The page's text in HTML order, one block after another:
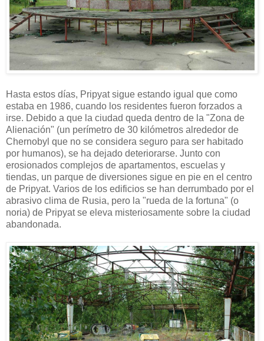
Hasta estos días, Pripyat sigue estando igual que como
estaba en 1986, cuando los residentes fueron forzados a
irse. Debido a que la ciudad queda dentro de la "Zona de
Alienación" (un perímetro de 30 kilómetros alrededor de
Chernobyl que no se considera seguro para ser habitado
por humanos), se ha dejado deteriorarse. Junto con
erosionados complejos de apartamentos, escuelas y
tiendas, un parque de diversiones sigue en pie en el centro
de Pripyat. Varios de los edificios se han derrumbado por el
abrasivo clima de Rusia, pero la "rueda de la fortuna" (o
noria) de Pripyat se eleva misteriosamente sobre la ciudad
abandonada.